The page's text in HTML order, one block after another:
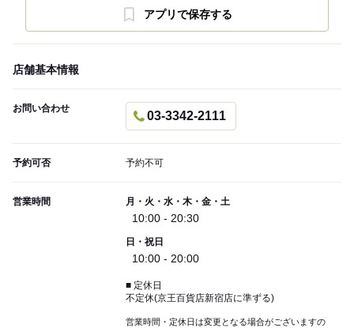
アプリで保存する
店舗基本情報
お問い合わせ
03-3342-2111
予約可否 予約不可
営業時間 月・火・水・木・金・土
10:00 - 20:30
日・祝日
10:00 - 20:00
■ 定休日
不定休(京王百貨店新宿店に準ずる)
営業時間・定休日は変更となる場合がございますの